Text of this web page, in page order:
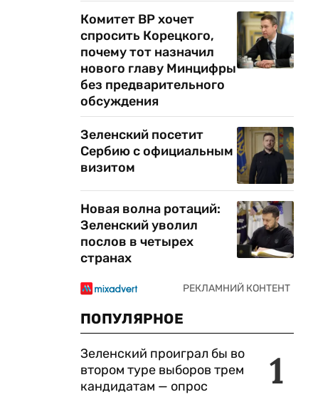
Комитет ВР хочет
спросить Корецкого,
почему тот назначил
нового главу Минцифры
без предварительного
обсуждения
Зеленский посетит
Сербию с официальным
визитом
Новая волна ротаций:
Зеленский уволил
послов в четырех
странах
ПОПУЛЯРНОЕ
1
Зеленский проиграл бы во
втором туре выборов трем
кандидатам — опрос